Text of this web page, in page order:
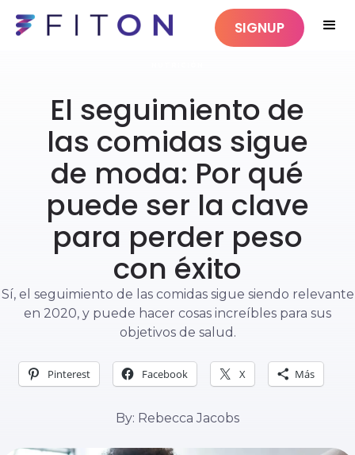
SIGNUP
El seguimiento de
las comidas sigue
de moda: Por qué
puede ser la clave
para perder peso
con éxito
Sí, el seguimiento de las comidas sigue siendo relevante
en 2020, y puede hacer cosas increíbles para sus
objetivos de salud.
Pinterest Facebook X Más
By: Rebecca Jacobs